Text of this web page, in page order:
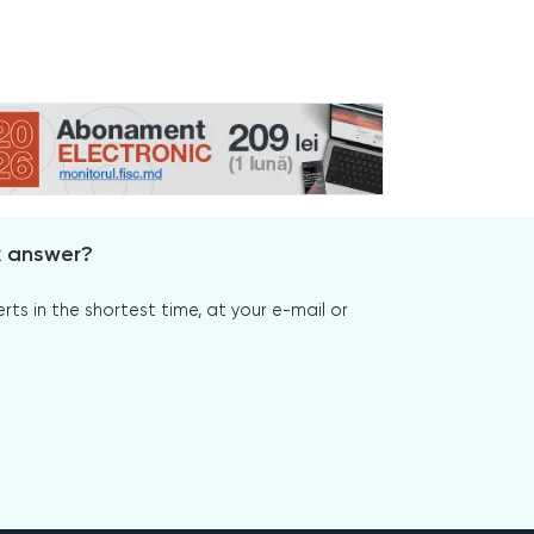
in the shortest time, at your e-mail or